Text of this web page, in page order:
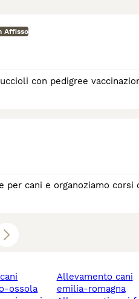
Affisso
con pedigree
cani e organoziamo corsi
ossola
allevamento cani
emilia-romagna